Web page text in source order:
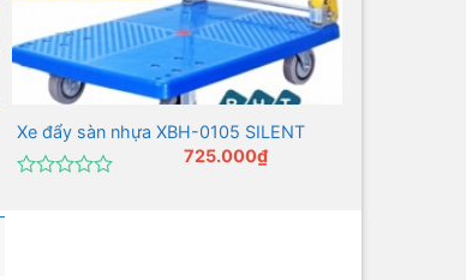
Xe đẩy sàn nhựa XBH-0105 SILENT
725.000₫